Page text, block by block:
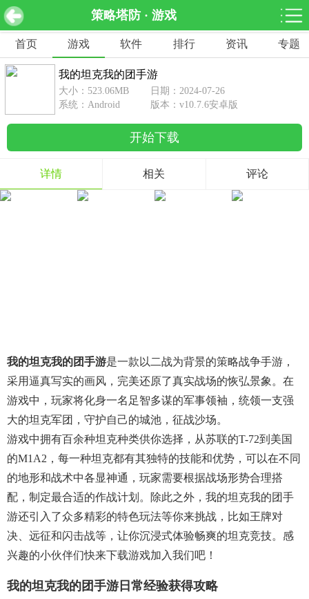
策略塔防 · 游戏
网游分类 软件分类
休闲益智
462款游戏
赛车竞速
122款游戏
43款游戏
1642款游戏
动作射击
351款游戏
69款游戏
经营养成
策略塔防
冒险解谜
首页 游戏 软件 排行 资讯 专题
我的坦克我的团手游 v10.7.6安卓版 下载
我的坦克我的团手游
大小：523.06MB
日期：2024-07-26
系统：Android
版本：v10.7.6安卓版
开始下载
详情 相关 评论
我的坦克我的团手游是一款以二战为背景的策略战争手游，
采用逼真写实的画风，完美还原了真实战场的恢弘景象。在
游戏中，玩家将化身一名足智多谋的军事领袖，统领一支强
大的坦克军团，守护自己的城池，征战沙场。
游戏中拥有百余种坦克种类供你选择，从苏联的T-72到美国
的M1A2，每一种坦克都有其独特的技能和优势，可以在不同
的地形和战术中各显神通，玩家需要根据战场形势合理搭
配，制定最合适的作战计划。除此之外，我的坦克我的团手
游还引入了众多精彩的特色玩法等你来挑战，比如王牌对
决、远征和闪击战等，让你沉浸式体验畅爽的坦克竞技。感
兴趣的小伙伴们快来下载游戏加入我们吧！
我的坦克我的团手游日常经验获得攻略